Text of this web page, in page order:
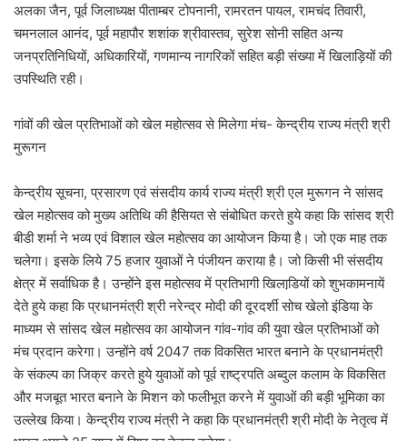
अलका जैन, पूर्व जिलाध्यक्ष पीताम्बर टोपनानी, रामरतन पायल, रामचंद तिवारी,
चमनलाल आनंद, पूर्व महापौर शशांक श्रीवास्तव, सुरेश सोनी सहित अन्य
जनप्रतिनिधियों, अधिकारियों, गणमान्य नागरिकों सहित बड़ी संख्या में खिलाड़ियों की
उपस्थिति रही।
गांवों की खेल प्रतिभाओं को खेल महोत्‍सव से मिलेगा मंच- केन्‍द्रीय राज्‍य मंत्री श्री
मुरूगन
केन्‍द्रीय सूचना, प्रसारण एवं संसदीय कार्य राज्‍य मंत्री श्री एल मुरूगन ने सांसद
खेल महोत्‍सव को मुख्‍य अतिथि की हैसियत से संबोधित करते हुये कहा कि सांसद श्री
बीडी शर्मा ने भव्‍य एवं विशाल खेल महोत्‍सव का आयोजन किया है। जो एक माह तक
चलेगा। इसके लिये 75 हजार युवाओं ने पंजीयन कराया है। जो किसी भी संसदीय
क्षेत्र में सर्वाधिक है। उन्‍होंने इस महोत्‍सव में प्रतिभागी खिलाडि़यों को शुभकामनायें
देते हुये कहा कि प्रधानमंत्री श्री नरेन्‍द्र मोदी की दूरदर्शी सोच खेलो इंडिया के
माध्‍यम से सांसद खेल महोत्‍सव का आयोजन गांव-गांव की युवा खेल प्रतिभाओं को
मंच प्रदान करेगा। उन्‍होंने वर्ष 2047 तक विकसित भारत बनाने के प्रधानमंत्री
के संकल्‍प का जिक्र करते हुये युवाओं को पूर्व राष्‍ट्रपति अब्‍दुल कलाम के विकसित
और मजबूत भारत बनाने के मिशन को फलीभूत करने में युवाओं की बड़ी भूमिका का
उल्‍लेख किया। केन्‍द्रीय राज्‍य मंत्री ने कहा कि प्रधानमंत्री श्री मोदी के नेतृत्‍व में